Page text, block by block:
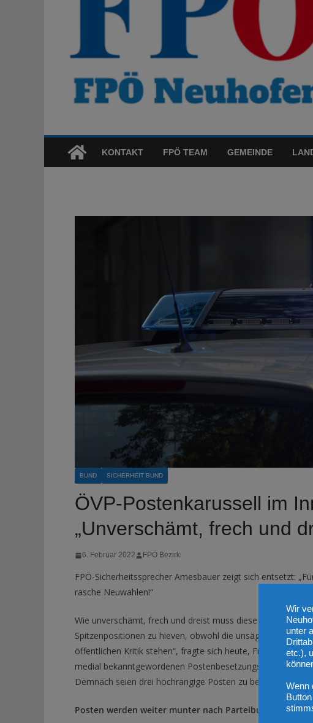
KONTAKT FPÖ TEAM GEMEINDE
BUND SICHERHEIT BUND
ÖVP-Postenkarussell im
„Unverschämt, frech und
6. Februar 2022 FPÖ Bezirk
FPÖ-Sicherheitssprecher Amesbauer zeigt sich entsetzt:
rasche Neuwahlen!“
Wie unverschämt, frech und dreist muss diese ÖVP sein,
Spitzenpositionen zu hieven, obwohl die unsäglichen
öffentlichen Kritik stehen“, fragte sich heute, Freitag, FPÖ-
medial bekanntgewordenen Postenbesetzungsabsichten
Demnach seien drei hochrangige Posten zu besetzen, die
Posten werden weiter munter nach Parteibuch besetzt
Wir
unter
etc.),
Wenn